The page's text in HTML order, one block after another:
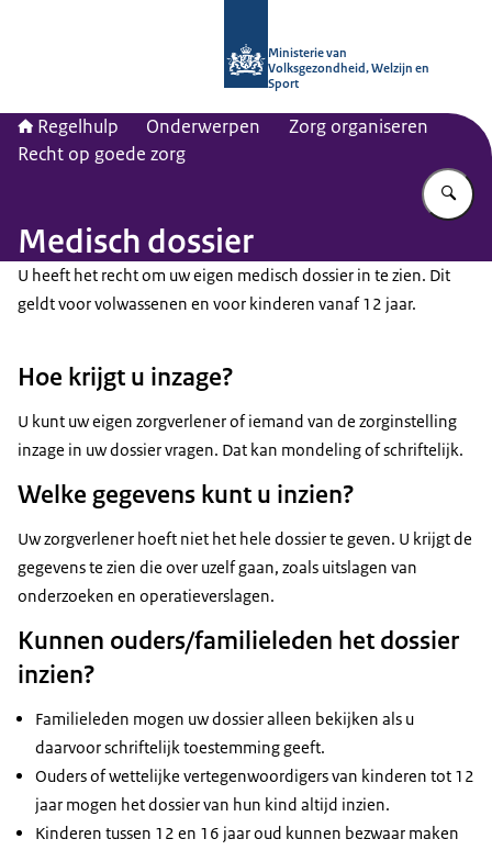
Ministerie van
Volksgezondheid, Welzijn en
Sport
Regelhulp Onderwerpen
Zorg organiseren
Recht op goede zorg
Medisch dossier
U heeft het recht om uw eigen medisch dossier in te zien. Dit
geldt voor volwassenen en voor kinderen vanaf 12 jaar.
Hoe krijgt u inzage?
U kunt uw eigen zorgverlener of iemand van de zorginstelling
inzage in uw dossier vragen. Dat kan mondeling of schriftelijk.
Welke gegevens kunt u inzien?
Uw zorgverlener hoeft niet het hele dossier te geven. U krijgt de
gegevens te zien die over uzelf gaan, zoals uitslagen van
onderzoeken en operatieverslagen.
Kunnen ouders/familieleden het dossier
inzien?
Familieleden mogen uw dossier alleen bekijken als u
daarvoor schriftelijk toestemming geeft.
Ouders of wettelijke vertegenwoordigers van kinderen tot 12
jaar mogen het dossier van hun kind altijd inzien.
Kinderen tussen 12 en 16 jaar oud kunnen bezwaar maken